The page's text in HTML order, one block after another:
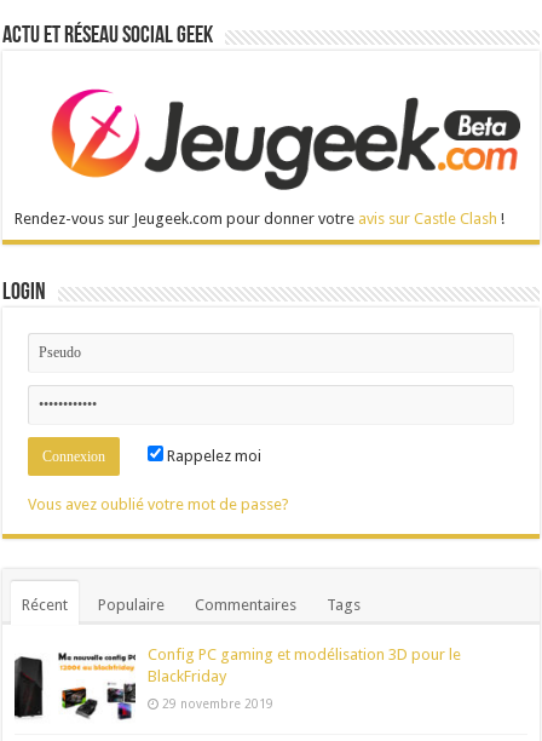
Actu et réseau social Geek
Rendez-vous sur Jeugeek.com pour donner votre avis sur Castle Clash !
Login
Rappelez moi
Vous avez oublié votre mot de passe?
Récent Populaire Commentaires Tags
Config PC gaming et modélisation 3D pour le
BlackFriday
29 novembre 2019